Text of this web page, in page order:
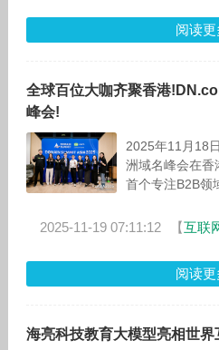
阅读更
全球百位大咖齐聚香港
峰会!
2025年11月18
洲域名峰会在香港圆满
首个专注B2B领
万亿级市场
2025-11-19 07:11:12 【互联
阅读更
海亮科技教育大模型亮相世界